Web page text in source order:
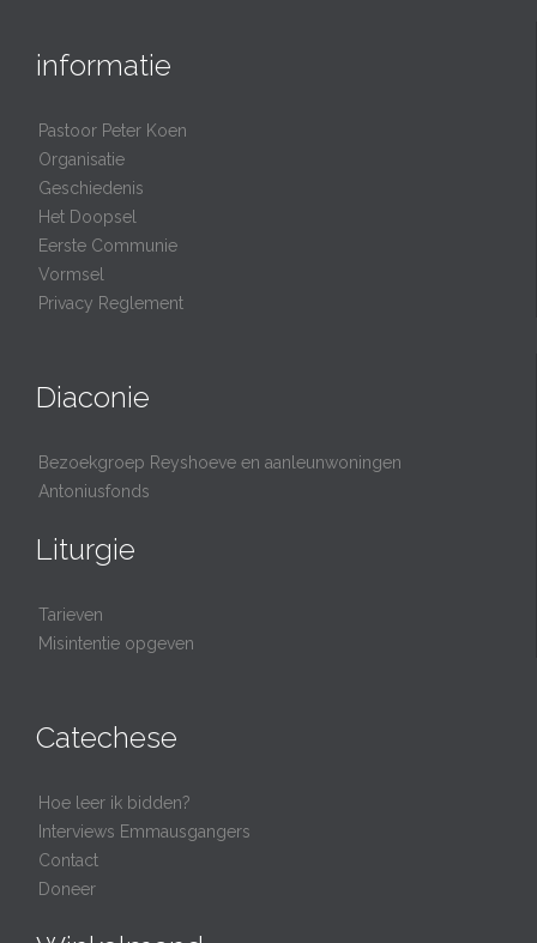
informatie
Pastoor Peter Koen
Organisatie
Geschiedenis
Het Doopsel
Eerste Communie
Vormsel
Privacy Reglement
Diaconie
Bezoekgroep Reyshoeve en aanleunwoningen
Antoniusfonds
Liturgie
Tarieven
Misintentie opgeven
Catechese
Hoe leer ik bidden?
Interviews Emmausgangers
Contact
Doneer